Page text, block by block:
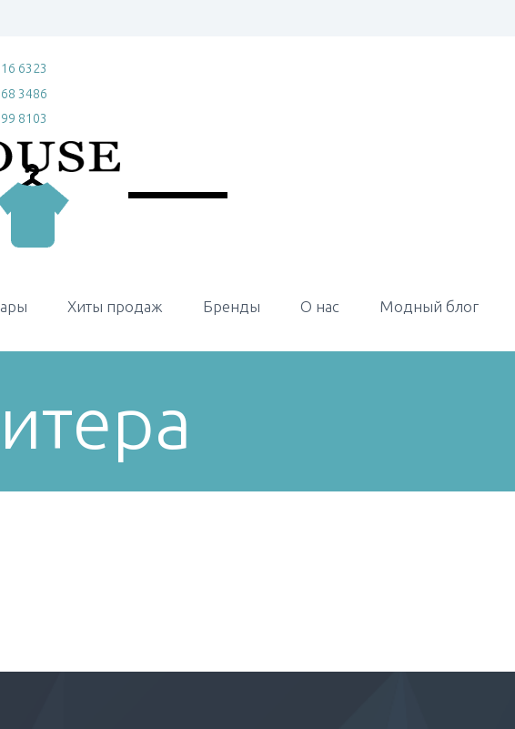
6323
3486
8103
Хиты продаж Бренды О нас Модный блог